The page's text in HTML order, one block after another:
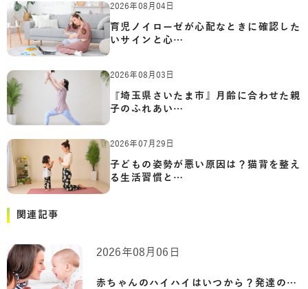
2026年08月04日
育児ノイローゼが心配なときに確認した
いサインと心…
2026年08月03日
『埼玉県さいたま市』月齢に合わせた親
子のふれあい…
2026年07月29日
子どもの姿勢が悪い原因は？猫背を整え
る生活習慣と…
関連記事
赤ちゃんのハイハイはいつから？発達の目…
2026年08月06日